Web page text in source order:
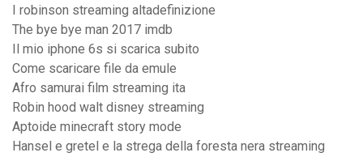
I robinson streaming altadefinizione
The bye bye man 2017 imdb
Il mio iphone 6s si scarica subito
Come scaricare file da emule
Afro samurai film streaming ita
Robin hood walt disney streaming
Aptoide minecraft story mode
Hansel e gretel e la strega della foresta nera streaming